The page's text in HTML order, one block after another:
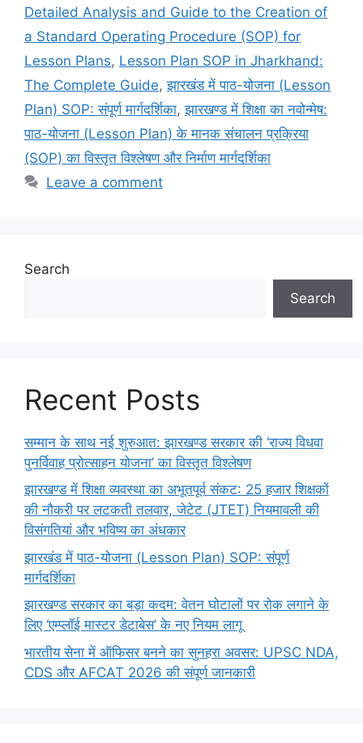
Detailed Analysis and Guide to the Creation of
a Standard Operating Procedure (SOP) for
Lesson Plans, Lesson Plan SOP in Jharkhand:
The Complete Guide,झारखंड में पाठ-योजना (Lesson
Plan) SOP: संपूर्ण मार्गदर्शिका,झारखण्ड में शिक्षा का नवोन्मेष:
पाठ-योजना (Lesson Plan) के मानक संचालन प्रक्रिया
(SOP) का विस्तृत विश्लेषण और निर्माण मार्गदर्शिका
Leave a comment
Search
Search
Recent Posts
सम्मान के साथ नई शुरुआत: झारखण्ड सरकार की ‘राज्य विधवा
पुनर्विवाह प्रोत्साहन योजना’ का विस्तृत विश्लेषण
झारखण्ड में शिक्षा व्यवस्था का अभूतपूर्व संकट: 25 हजार शिक्षकों
की नौकरी पर लटकती तलवार, जेटेट (JTET) नियमावली की
विसंगतियां और भविष्य का अंधकार
झारखंड में पाठ-योजना (Lesson Plan) SOP: संपूर्ण
मार्गदर्शिका
झारखण्ड सरकार का बड़ा कदम: वेतन घोटालों पर रोक लगाने के
लिए ‘एम्प्लॉई मास्टर डेटाबेस’ के नए नियम लागू
भारतीय सेना में ऑफिसर बनने का सुनहरा अवसर: UPSC NDA,
CDS और AFCAT 2026 की संपूर्ण जानकारी